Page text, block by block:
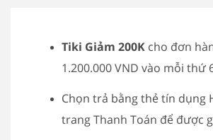
Tiki Giảm 200K cho đơn
1.200.000 VND vào mỗi thứ
Chọn trả bằng thẻ tín dụng
trang Thanh Toán để được